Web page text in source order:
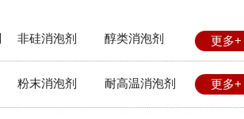
非硅消泡剂 醇类消泡剂 更多+
粉末消泡剂 耐高温消泡剂 更多+